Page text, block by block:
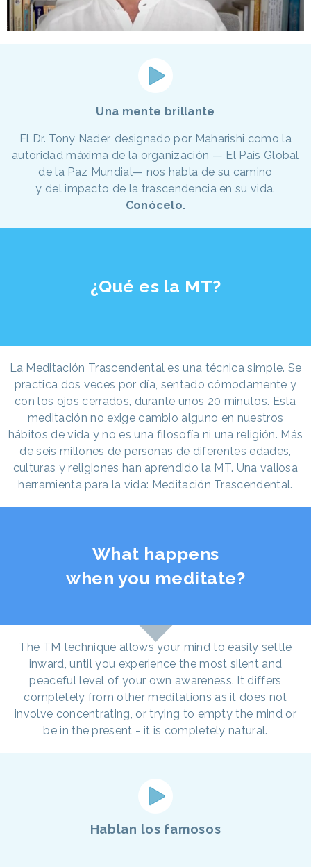
Una mente brillante
El Dr. Tony Nader, designado por Maharishi como la
autoridad máxima de la organización — El País Global
de la Paz Mundial— nos habla de su camino
y del impacto de la trascendencia en su vida.
Conócelo.
¿Qué es la MT?
La Meditación Trascendental es una técnica simple. Se
practica dos veces por día, sentado cómodamente y
con los ojos cerrados, durante unos 20 minutos. Esta
meditación no exige cambio alguno en nuestros
hábitos de vida y no es una filosofía ni una religión. Más
de seis millones de personas de diferentes edades,
culturas y religiones han aprendido la MT. Una valiosa
herramienta para la vida: Meditación Trascendental.
What happens
when you meditate?
The TM technique allows your mind to easily settle
inward, until you experience the most silent and
peaceful level of your own awareness. It differs
completely from other meditations as it does not
involve concentrating, or trying to empty the mind or
be in the present - it is completely natural.
Hablan los famosos